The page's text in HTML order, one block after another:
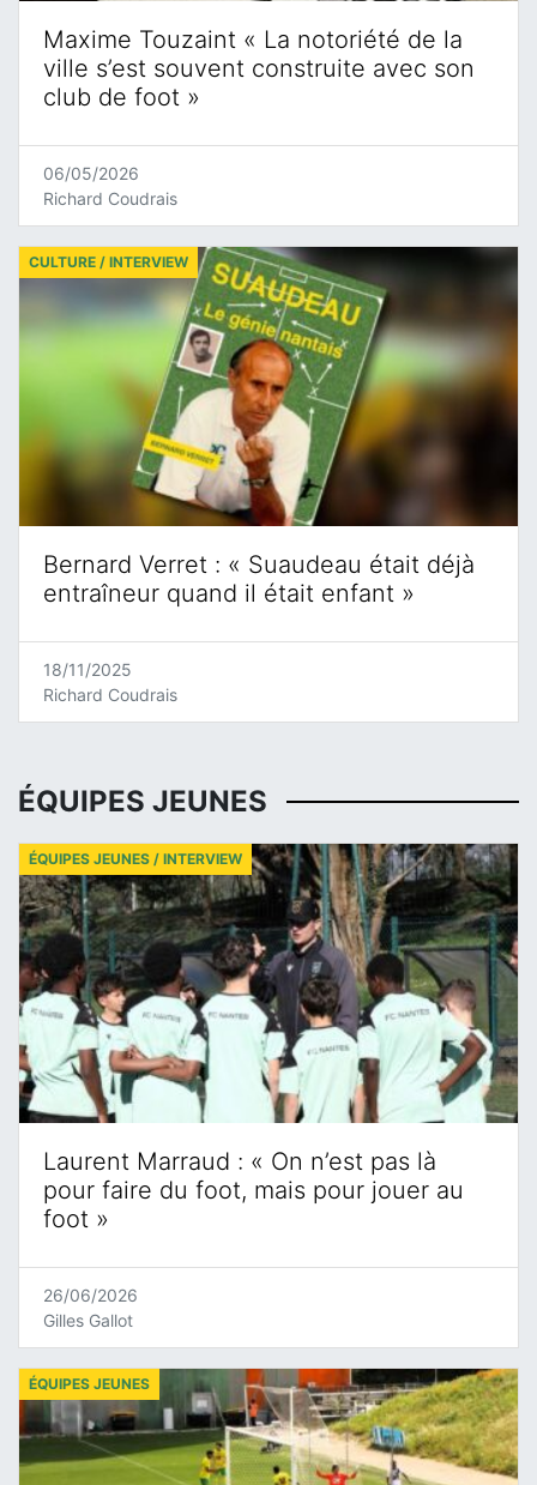
Maxime Touzaint « La notoriété de la
ville s’est souvent construite avec son
club de foot »
06/05/2026
Richard Coudrais
Bernard Verret : « Suaudeau était déjà
entraîneur quand il était enfant »
CULTURE / INTERVIEW
18/11/2025
Richard Coudrais
ÉQUIPES JEUNES
Laurent Marraud : « On n’est pas là
pour faire du foot, mais pour jouer au
foot »
ÉQUIPES JEUNES / INTERVIEW
26/06/2026
Gilles Gallot
ÉQUIPES JEUNES